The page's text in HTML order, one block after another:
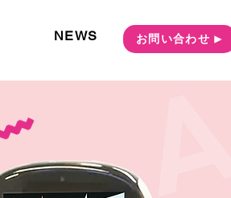
NEWS お問い合わせ